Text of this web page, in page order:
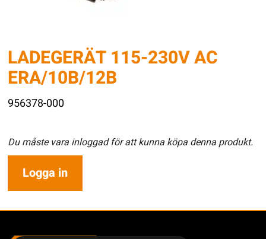
LADEGERÄT 115-230V AC
ERA/10B/12B
956378-000
Du måste vara inloggad för att kunna köpa denna produkt.
Logga in